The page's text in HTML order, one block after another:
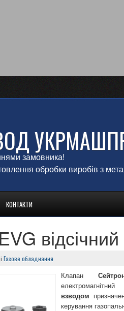
замовника!
обробки виробів з
КОНТАКТИ
відсічний
Газове обладнання
Клапан
взводом
керування